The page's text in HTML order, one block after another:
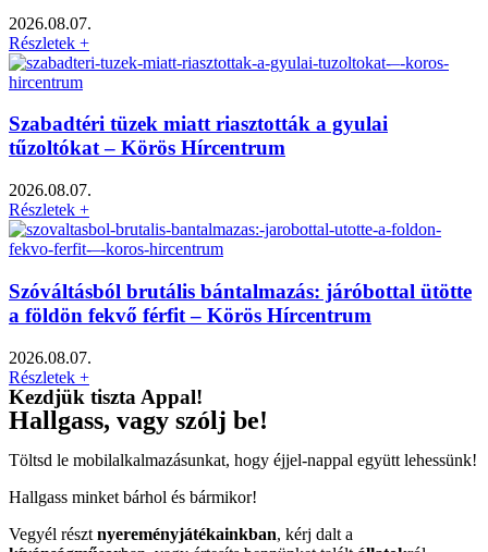
2026.08.07.
Részletek +
Szabadtéri tüzek miatt riasztották a gyulai
tűzoltókat – Körös Hírcentrum
2026.08.07.
Részletek +
Szóváltásból brutális bántalmazás: járóbottal ütötte
a földön fekvő férfit – Körös Hírcentrum
2026.08.07.
Részletek +
Kezdjük tiszta Appal!
Hallgass, vagy szólj be!
Töltsd le mobilalkalmazásunkat, hogy éjjel-nappal együtt lehessünk!
Hallgass minket bárhol és bármikor!
Vegyél részt nyereményjátékainkban, kérj dalt a